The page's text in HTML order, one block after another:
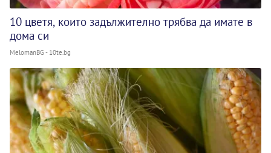
10 цветя, които задължително трябва да имате в
дома си
MelomanBG - 10te.bg